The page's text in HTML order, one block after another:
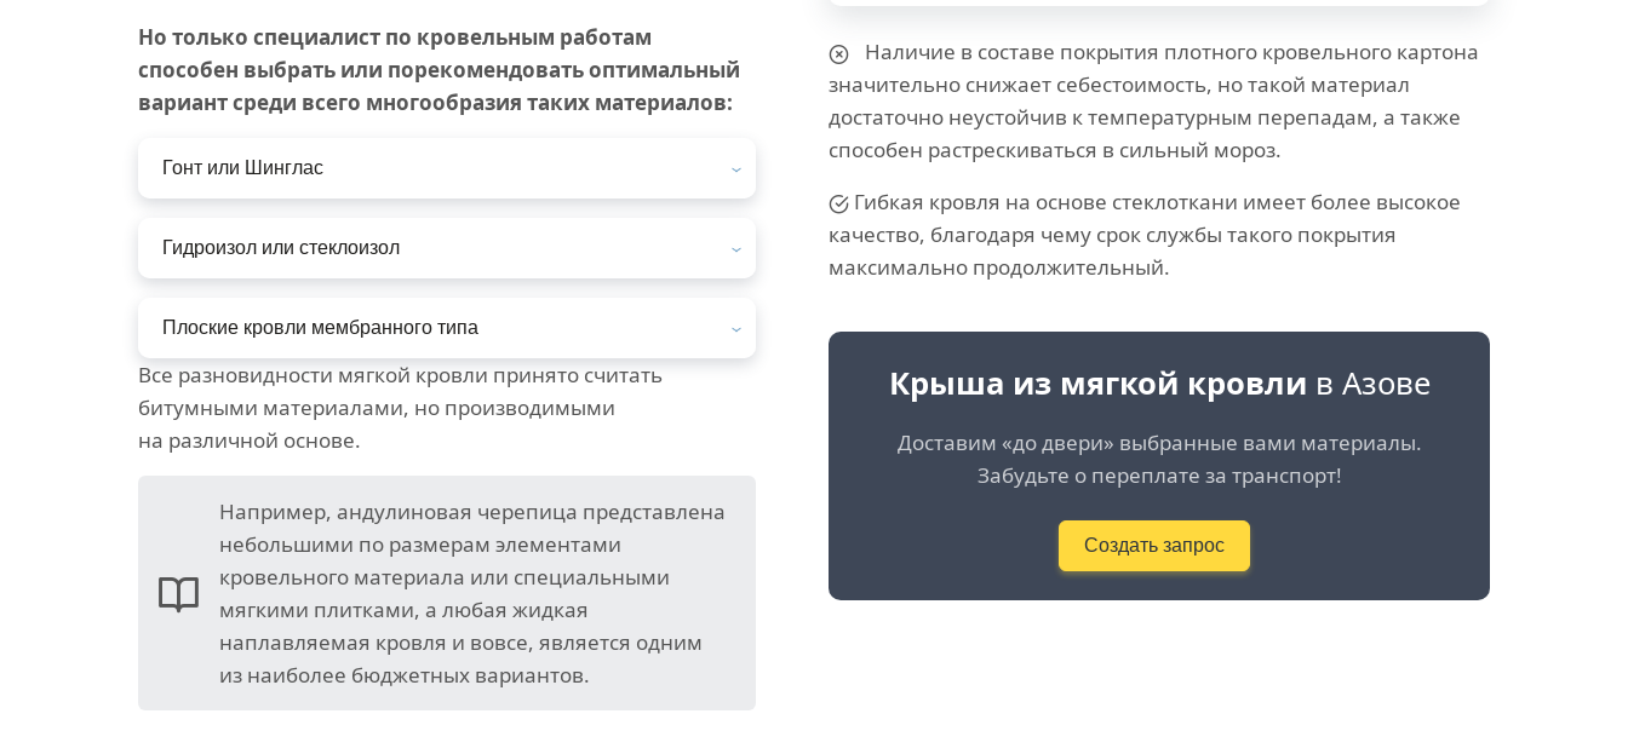
Но только специалист по кровельным работам
способен выбрать или порекомендовать оптимальный
вариант среди всего многообразия таких материалов:
Гонт или Шинглас
Гидроизол или стеклоизол
Плоские кровли мембранного типа
Все разновидности мягкой кровли принято считать
битумными материалами, но производимыми
на различной основе.
Например, андулиновая черепица представлена
небольшими по размерам элементами
кровельного материала или специальными
мягкими плитками, а любая жидкая
наплавляемая кровля и вовсе, является одним
из наиболее бюджетных вариантов.
Наличие в составе покрытия плотного кровельного картона
значительно снижает себестоимость, но такой материал
достаточно неустойчив к температурным перепадам, а также
способен растрескиваться в сильный мороз.
Гибкая кровля на основе стеклоткани имеет более высокое
качество, благодаря чему срок службы такого покрытия
максимально продолжительный.
Крыша из мягкой кровли в Азове
Доставим «до двери» выбранные вами материалы.
Забудьте о переплате за транспорт!
Создать запрос